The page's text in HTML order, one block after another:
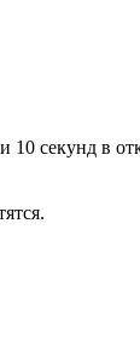
10 секунд в